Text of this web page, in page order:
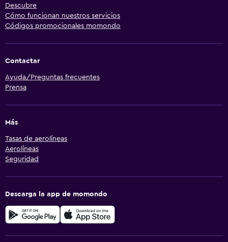
Descubre
Cómo funcionan nuestros servicios
Códigos promocionales momondo
Contactar
Ayuda/Preguntas frecuentes
Prensa
Más
Tasas de aerolíneas
Aerolíneas
Seguridad
Descarga la app de momondo